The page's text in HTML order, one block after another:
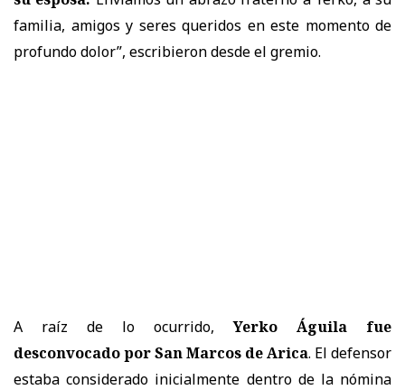
familia, amigos y seres queridos en este momento de
profundo dolor”, escribieron desde el gremio.
A raíz de lo ocurrido,Yerko Águila fue
desconvocado por San Marcos de Arica. El defensor
estaba considerado inicialmente dentro de la nómina